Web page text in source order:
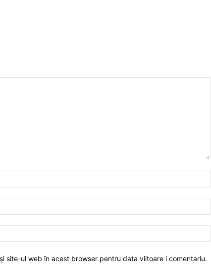
site-ul web în acest browser pentru data viitoare i comentariu.